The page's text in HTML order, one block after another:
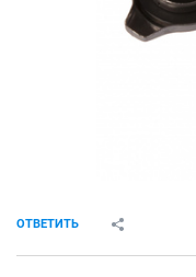
ОТВЕТИТЬ